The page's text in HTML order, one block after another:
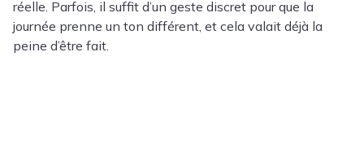
réelle. Parfois, il suffit d’un geste discret pour que la
journée prenne un ton différent, et cela valait déjà la
peine d’être fait.